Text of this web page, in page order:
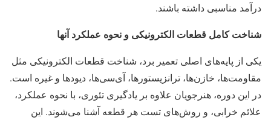
درآمد مناسبی داشته باشند.
شناخت کامل قطعات الکترونیکی و نحوه عملکرد آنها
یکی از پایه‌های اصلی تعمیر برد، شناخت قطعات الکترونیکی مثل
مقاومت‌ها، خازن‌ها، ترانزیستورها، آی‌سی‌ها، دیودها و غیره است.
در این دوره، هنرجویان علاوه بر یادگیری تئوری، با نحوه عملکرد،
علائم خرابی، و روش‌های تست هر قطعه آشنا می‌شوند. این